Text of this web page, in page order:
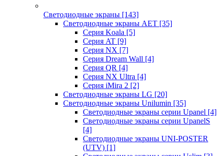
Светодиодные экраны [143]
Светодиодные экраны AET [35]
Cерия Koala [5]
Серия AT [9]
Серия NX [7]
Серия Dream Wall [4]
Серия QR [4]
Серия NX Ultra [4]
Серия iMira 2 [2]
Светодиодные экраны LG [20]
Светодиодные экраны Unilumin [35]
Светодиодные экраны серии Upanel [4]
Светодиодные экраны серии UpanelS
[4]
Светодиодные экраны UNI-POSTER
(UTV) [1]